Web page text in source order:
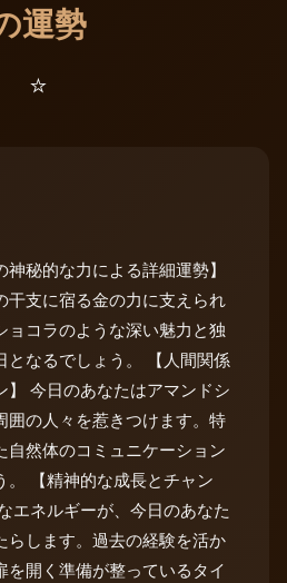
運勢
⭐️
神秘的な力による詳細運勢】
干支に宿る金の力に支えられ
ョコラのような深い魅力と独
となるでしょう。 【人間関係
】 今日のあなたはアマンドシ
囲の人々を惹きつけます。特
自然体のコミュニケーション
。 【精神的な成長とチャン
エネルギーが、今日のあなた
らします。過去の経験を活か
を開く準備が整っているタイ